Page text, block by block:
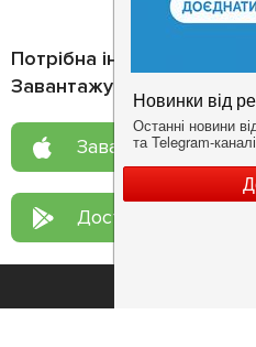
Потрібна інформація про
Завантажуйте додаток!
Завантажте у App
Доступно у